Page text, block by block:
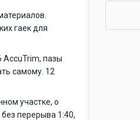
гаек для
AccuTrim, пазы
самому. 12
участке, о
перерыва 1:40,